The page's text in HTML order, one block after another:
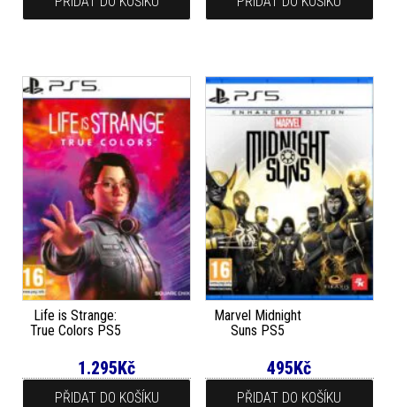
Life is Strange:
True Colors PS5
1.295Kč
PŘIDAT DO KOŠÍKU
Marvel Midnight
Suns PS5
495Kč
PŘIDAT DO KOŠÍKU